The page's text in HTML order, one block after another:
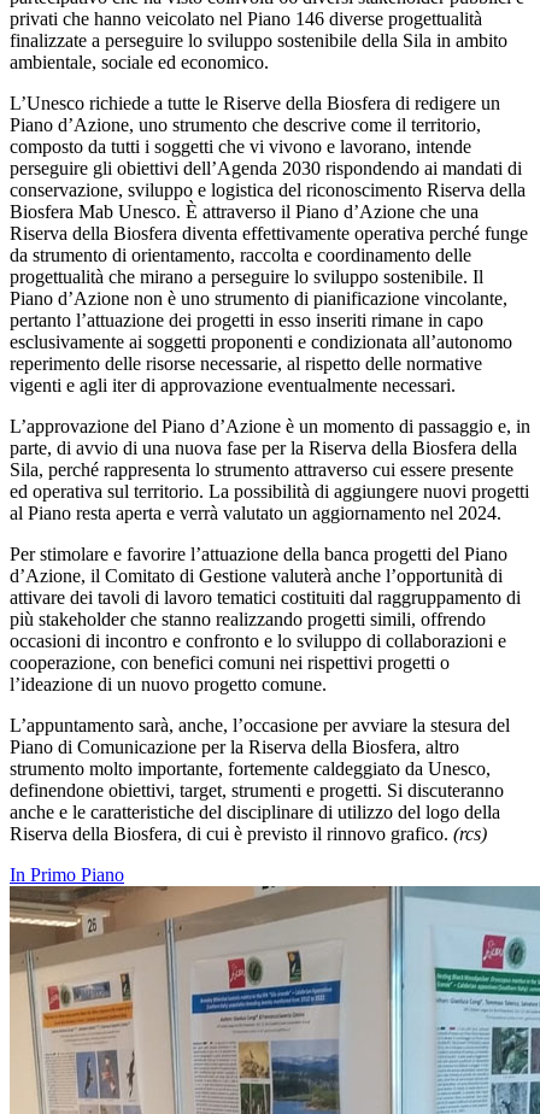
privati che hanno veicolato nel Piano 146 diverse progettualità
finalizzate a perseguire lo sviluppo sostenibile della Sila in ambito
ambientale, sociale ed economico.
L’Unesco richiede a tutte le Riserve della Biosfera di redigere un
Piano d’Azione, uno strumento che descrive come il territorio,
composto da tutti i soggetti che vi vivono e lavorano, intende
perseguire gli obiettivi dell’Agenda 2030 rispondendo ai mandati di
conservazione, sviluppo e logistica del riconoscimento Riserva della
Biosfera Mab Unesco. È attraverso il Piano d’Azione che una
Riserva della Biosfera diventa effettivamente operativa perché funge
da strumento di orientamento, raccolta e coordinamento delle
progettualità che mirano a perseguire lo sviluppo sostenibile. Il
Piano d’Azione non è uno strumento di pianificazione vincolante,
pertanto l’attuazione dei progetti in esso inseriti rimane in capo
esclusivamente ai soggetti proponenti e condizionata all’autonomo
reperimento delle risorse necessarie, al rispetto delle normative
vigenti e agli iter di approvazione eventualmente necessari.
L’approvazione del Piano d’Azione è un momento di passaggio e, in
parte, di avvio di una nuova fase per la Riserva della Biosfera della
Sila, perché rappresenta lo strumento attraverso cui essere presente
ed operativa sul territorio. La possibilità di aggiungere nuovi progetti
al Piano resta aperta e verrà valutato un aggiornamento nel 2024.
Per stimolare e favorire l’attuazione della banca progetti del Piano
d’Azione, il Comitato di Gestione valuterà anche l’opportunità di
attivare dei tavoli di lavoro tematici costituiti dal raggruppamento di
più stakeholder che stanno realizzando progetti simili, offrendo
occasioni di incontro e confronto e lo sviluppo di collaborazioni e
cooperazione, con benefici comuni nei rispettivi progetti o
l’ideazione di un nuovo progetto comune.
L’appuntamento sarà, anche, l’occasione per avviare la stesura del
Piano di Comunicazione per la Riserva della Biosfera, altro
strumento molto importante, fortemente caldeggiato da Unesco,
definendone obiettivi, target, strumenti e progetti. Si discuteranno
anche e le caratteristiche del disciplinare di utilizzo del logo della
Riserva della Biosfera, di cui è previsto il rinnovo grafico. (rcs)
In Primo Piano